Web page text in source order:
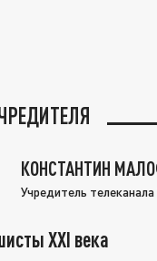
КОНСТАНТИН
Учредитель
XXI века